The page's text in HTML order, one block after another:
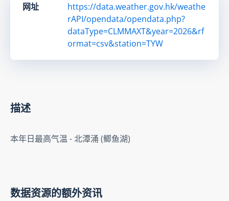
网址
https://data.weather.gov.hk/weathe
rAPI/opendata/opendata.php?
dataType=CLMMAXT&year=2026&rf
ormat=csv&station=TYW
描述
本年日最高气温 - 北潭涌 (鲫鱼湖)
数据资源的额外资讯